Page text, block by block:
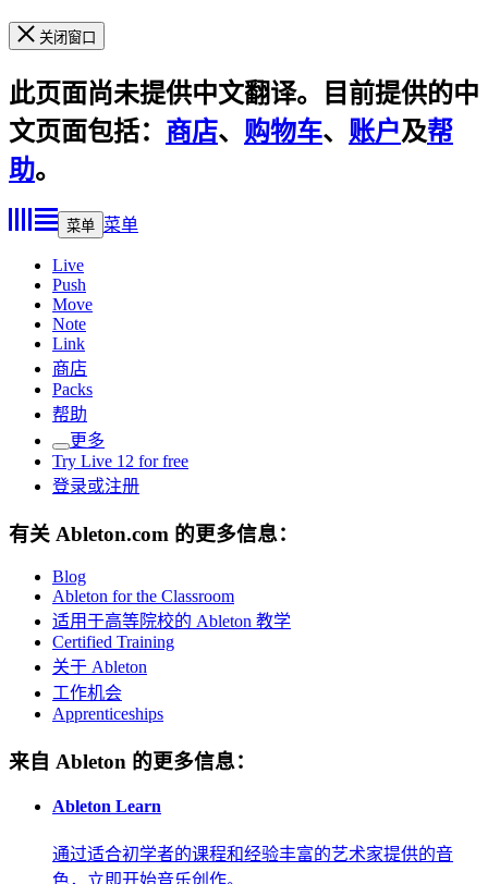
关闭窗口
此页面尚未提供中文翻译。目前提供的中
文页面包括： 商店、 购物车、 账户及帮
助。
菜单 菜单
Live
Push
Move
Note
Link
商店
Packs
帮助
更多
Try Live 12 for free
登录或注册
有关 Ableton.com 的更多信息：
Blog
Ableton for the Classroom
适用于高等院校的 Ableton 教学
Certified Training
关于 Ableton
工作机会
Apprenticeships
来自 Ableton 的更多信息：
Ableton Learn
通过适合初学者的课程和经验丰富的艺术家提供的音